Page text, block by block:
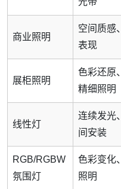
商业照明
空间质感
表现
展柜照明
色彩还原
精细照明
线性灯
连续发光
间安装
RGB/RGBW
氛围灯
色彩变化
照明